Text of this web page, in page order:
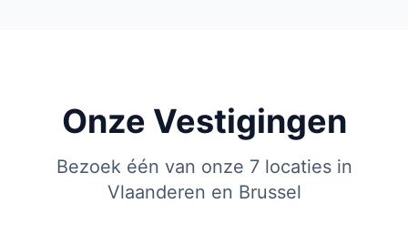
Onze Vestigingen
Bezoek één van onze 7 locaties in
Vlaanderen en Brussel